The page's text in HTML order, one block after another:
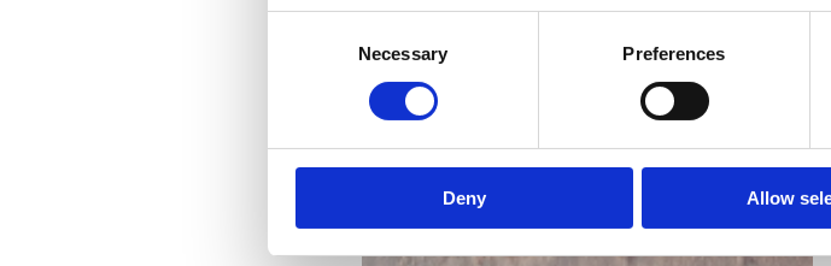
Necessary Preferences
Deny Allow
Riviéra s
nejkrásnějšími
plážemi